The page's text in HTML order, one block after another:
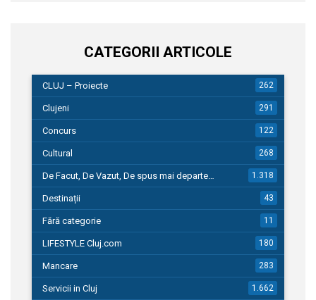
CATEGORII ARTICOLE
CLUJ – Proiecte 262
Clujeni 291
Concurs 122
Cultural 268
De Facut, De Vazut, De spus mai departe… 1.318
Destinații 43
Fără categorie 11
LIFESTYLE Cluj.com 180
Mancare 283
Servicii in Cluj 1.662